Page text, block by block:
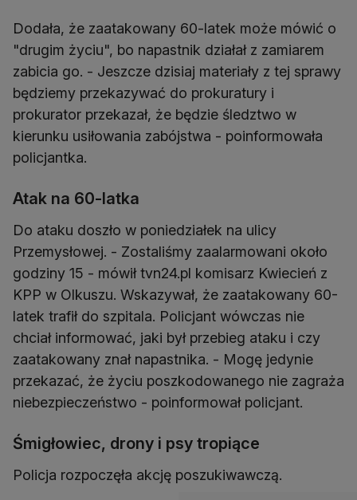
Dodała, że zaatakowany 60-latek może mówić o
"drugim życiu", bo napastnik działał z zamiarem
zabicia go. - Jeszcze dzisiaj materiały z tej sprawy
będziemy przekazywać do prokuratury i
prokurator przekazał, że będzie śledztwo w
kierunku usiłowania zabójstwa - poinformowała
policjantka.
Atak na 60-latka
Do ataku doszło w poniedziałek na ulicy
Przemysłowej. - Zostaliśmy zaalarmowani około
godziny 15 - mówił tvn24.pl komisarz Kwiecień z
KPP w Olkuszu. Wskazywał, że zaatakowany 60-
latek trafił do szpitala. Policjant wówczas nie
chciał informować, jaki był przebieg ataku i czy
zaatakowany znał napastnika. - Mogę jedynie
przekazać, że życiu poszkodowanego nie zagraża
niebezpieczeństwo - poinformował policjant.
Śmigłowiec, drony i psy tropiące
Policja rozpoczęła akcję poszukiwawczą.